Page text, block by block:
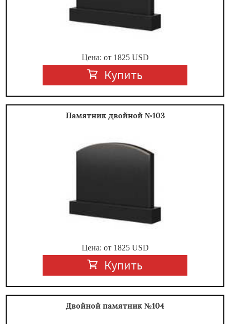
Цена: от 1825USD
Купить
Памятник двойной №103
Цена: от 1825USD
Купить
Двойной памятник №104